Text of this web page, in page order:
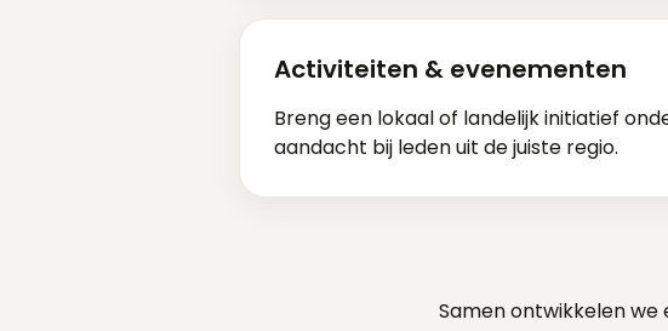
Activiteiten & evenementen
Breng een lokaal of landelijk initiatief
aandacht bij leden uit de juiste regio.
Samen ontwikkelen we